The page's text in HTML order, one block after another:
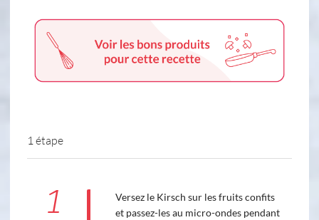
1 étape
1
Versez le Kirsch sur les fruits confits
et passez-les au micro-ondes pendant